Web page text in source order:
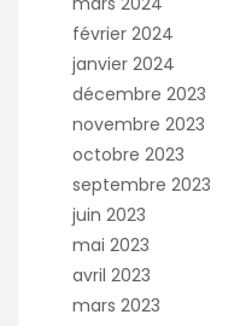
février 2024
janvier 2024
décembre 2023
novembre 2023
octobre 2023
septembre 2023
juin 2023
mai 2023
avril 2023
mars 2023